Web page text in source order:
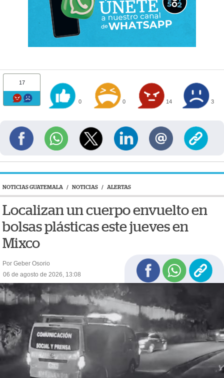
17
0 0 14 3
NOTICIAS GUATEMALA / NOTICIAS / ALERTAS
Localizan un cuerpo envuelto en
bolsas plásticas este jueves en
Mixco
Por Geber Osorio
06 de agosto de 2026, 13:08